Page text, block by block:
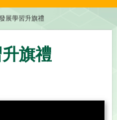
展學習升旗禮
旗禮